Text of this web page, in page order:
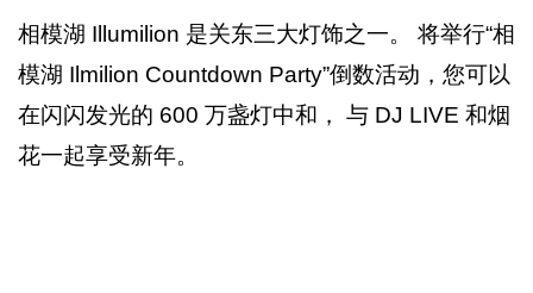
相模湖 Illumilion 是关东三大灯饰之一。 将举行“相
模湖 Ilmilion Countdown Party”倒数活动，您可以
在闪闪发光的 600 万盏灯中和， 与 DJ LIVE 和烟
花一起享受新年。